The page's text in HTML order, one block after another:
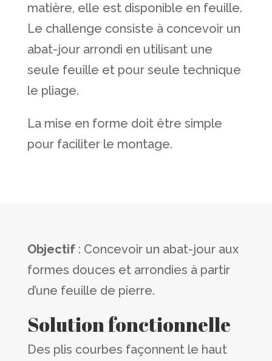
matière, elle est disponible en feuille.
Le challenge consiste à concevoir un
abat-jour arrondi en utilisant une
seule feuille et pour seule technique
le pliage.
La mise en forme doit être simple
pour faciliter le montage.
Objectif: Concevoir un abat-jour aux
formes douces et arrondies à partir
d’une feuille de pierre.
Solution fonctionnelle
Des plis courbes façonnent le haut